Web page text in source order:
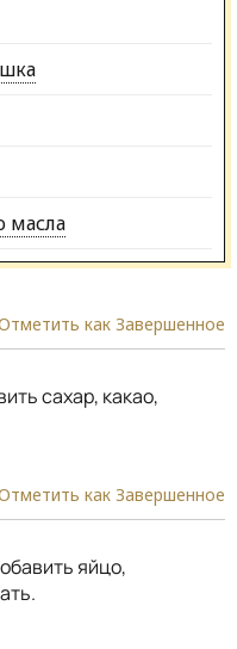
масла
как Завершенное
сахар, какао,
как Завершенное
яйцо,